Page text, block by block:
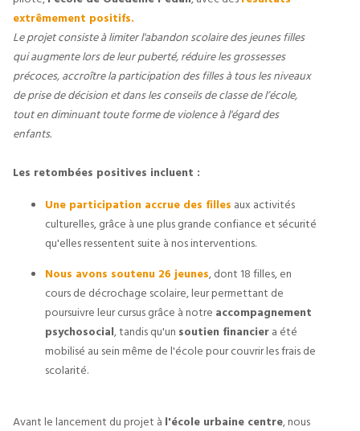
extrêmement positifs.
Le projet consiste à limiter l'abandon scolaire des jeunes filles
qui augmente lors de leur puberté, réduire les grossesses
précoces, accroître la participation des filles à tous les niveaux
de prise de décision et dans les conseils de classe de l’école,
tout en diminuant toute forme de violence à l'égard des
enfants.
Les retombées positives incluent :
Une participation accrue des filles aux activités
culturelles, grâce à une plus grande confiance et sécurité
qu'elles ressentent suite à nos interventions.
Nous avons soutenu 26 jeunes, dont 18 filles, en
cours de décrochage scolaire, leur permettant de
poursuivre leur cursus grâce à notre accompagnement
psychosocial, tandis qu'un soutien financiera été
mobilisé au sein même de l'école pour couvrir les frais de
scolarité.
Avant le lancement du projet à l'école urbaine centre, nous